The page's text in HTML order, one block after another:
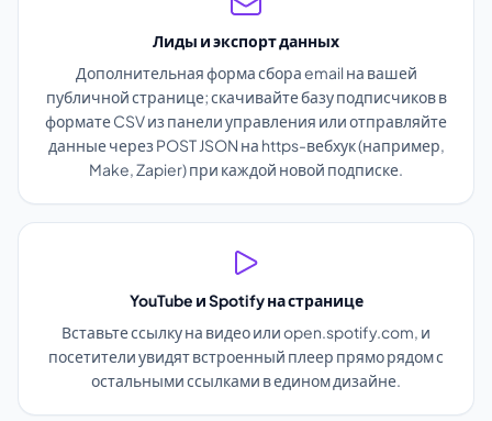
Лиды и экспорт данных
Дополнительная форма сбора email на вашей
публичной странице; скачивайте базу подписчиков в
формате CSV из панели управления или отправляйте
данные через POST JSON на https-вебхук (например,
Make, Zapier) при каждой новой подписке.
YouTube и Spotify на странице
Вставьте ссылку на видео или open.spotify.com, и
посетители увидят встроенный плеер прямо рядом с
остальными ссылками в едином дизайне.